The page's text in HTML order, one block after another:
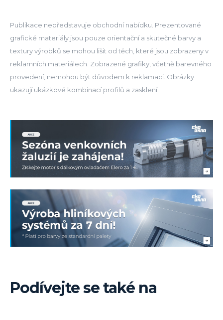
Publikace nepředstavuje obchodní nabídku. Prezentované
grafické materiály jsou pouze orientační a skutečné barvy a
textury výrobků se mohou lišit od těch, které jsou zobrazeny v
reklamních materiálech. Zobrazené grafiky, včetně barevného
provedení, nemohou být důvodem k reklamaci. Obrázky
ukazují ukázkové kombinací profilů a zasklení.
Podívejte se také na